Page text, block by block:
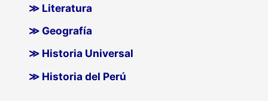
≫ Literatura
≫ Geografía
≫ Historia Universal
≫ Historia del Perú